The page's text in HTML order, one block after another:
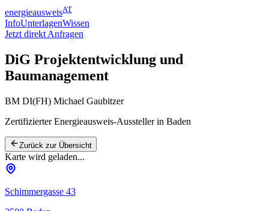
energieausweisAT
InfoUnterlagenWissen
Jetzt direkt Anfragen
DiG Projektentwicklung und
Baumanagement
BM DI(FH) Michael Gaubitzer
Zertifizierter Energieausweis-Ausstellerin Baden
Zurück zur Übersicht
Karte wird geladen...
Schimmergasse 43